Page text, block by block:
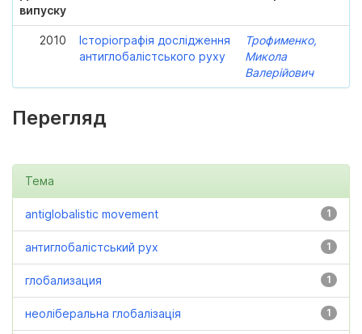
випуску
2010
Історіографія дослідження
антиглобалістського руху
Трофименко,
Микола
Валерійович
Перегляд
Тема
1
antiglobalistic movement
1
антиглобалістський рух
1
глобализация
1
неоліберальна глобалізація